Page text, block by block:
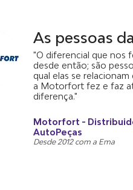
As pessoas
"O diferencial que nos
desde então; são
qual elas se
a Motorfort fez e faz
diferença."
Motorfort -
AutoPeças
Desde 2012 com a Ema